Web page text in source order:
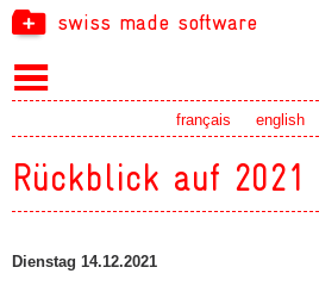
swiss made software
english
français
Rückblick auf 2021
Dienstag 14.12.2021